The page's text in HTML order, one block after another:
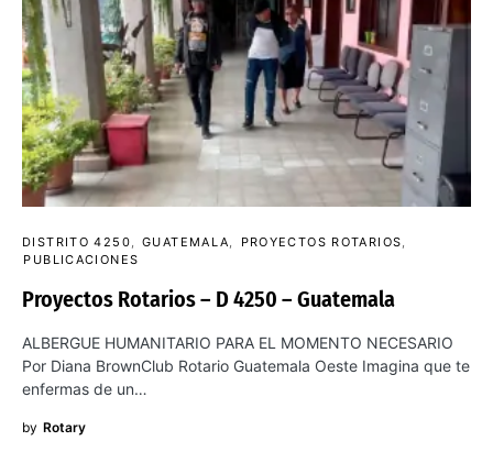
DISTRITO 4250 GUATEMALA
PROYECTOS ROTARIOS
PUBLICACIONES
Proyectos Rotarios – D 4250 – Guatemala
ALBERGUE HUMANITARIO PARA EL MOMENTO NECESARIO
Por Diana BrownClub Rotario Guatemala Oeste Imagina que te
enfermas de un…
by Rotary